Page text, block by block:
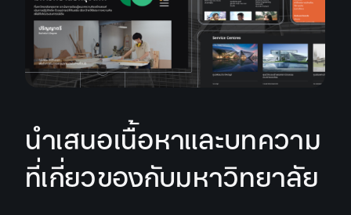
นำเสนอเนื้อหาและบทความ
ที่เกี่ยวของกับมหาวิทยาลัย